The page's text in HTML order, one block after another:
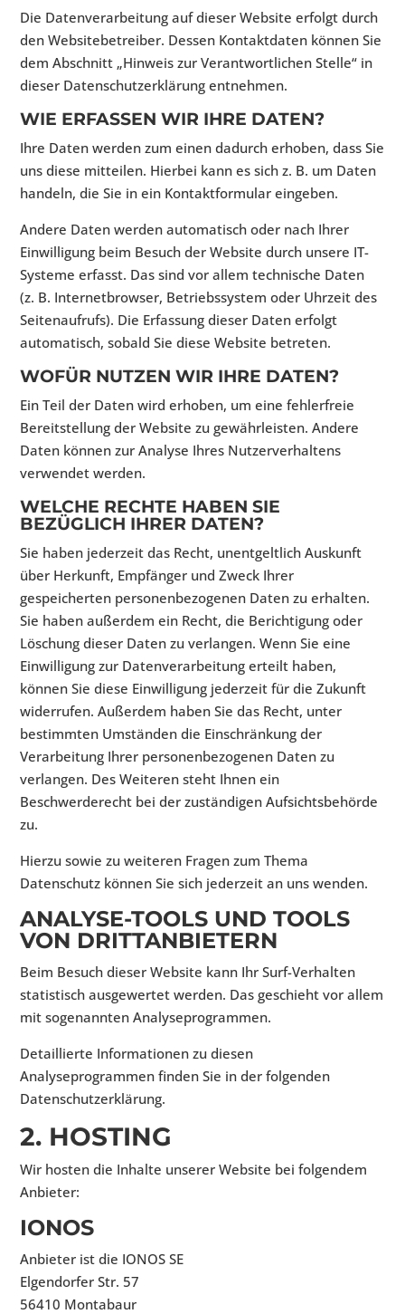
Die Datenverarbeitung auf dieser Website erfolgt durch
den Websitebetreiber. Dessen Kontaktdaten können Sie
dem Abschnitt „Hinweis zur Verantwortlichen Stelle“ in
dieser Datenschutzerklärung entnehmen.
WIE ERFASSEN WIR IHRE DATEN?
Ihre Daten werden zum einen dadurch erhoben, dass Sie
uns diese mitteilen. Hierbei kann es sich z. B. um Daten
handeln, die Sie in ein Kontaktformular eingeben.
Andere Daten werden automatisch oder nach Ihrer
Einwilligung beim Besuch der Website durch unsere IT-
Systeme erfasst. Das sind vor allem technische Daten
(z. B. Internetbrowser, Betriebssystem oder Uhrzeit des
Seitenaufrufs). Die Erfassung dieser Daten erfolgt
automatisch, sobald Sie diese Website betreten.
WOFÜR NUTZEN WIR IHRE DATEN?
Ein Teil der Daten wird erhoben, um eine fehlerfreie
Bereitstellung der Website zu gewährleisten. Andere
Daten können zur Analyse Ihres Nutzerverhaltens
verwendet werden.
WELCHE RECHTE HABEN SIE
BEZÜGLICH IHRER DATEN?
Sie haben jederzeit das Recht, unentgeltlich Auskunft
über Herkunft, Empfänger und Zweck Ihrer
gespeicherten personenbezogenen Daten zu erhalten.
Sie haben außerdem ein Recht, die Berichtigung oder
Löschung dieser Daten zu verlangen. Wenn Sie eine
Einwilligung zur Datenverarbeitung erteilt haben,
können Sie diese Einwilligung jederzeit für die Zukunft
widerrufen. Außerdem haben Sie das Recht, unter
bestimmten Umständen die Einschränkung der
Verarbeitung Ihrer personenbezogenen Daten zu
verlangen. Des Weiteren steht Ihnen ein
Beschwerderecht bei der zuständigen Aufsichtsbehörde
zu.
Hierzu sowie zu weiteren Fragen zum Thema
Datenschutz können Sie sich jederzeit an uns wenden.
ANALYSE-TOOLS UND TOOLS
VON DRITT­ANBIETERN
Beim Besuch dieser Website kann Ihr Surf-Verhalten
statistisch ausgewertet werden. Das geschieht vor allem
mit sogenannten Analyseprogrammen.
Detaillierte Informationen zu diesen
Analyseprogrammen finden Sie in der folgenden
Datenschutzerklärung.
2. HOSTING
Wir hosten die Inhalte unserer Website bei folgendem
Anbieter:
IONOS
Anbieter ist die IONOS SE
Elgendorfer Str. 57
56410 Montabaur